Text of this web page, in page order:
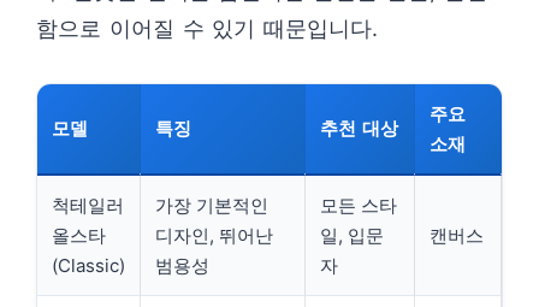
함으로 이어질 수 있기 때문입니다.
모델 특징 추천 대상
주요
소재
척테일러
올스타
(Classic)
가장 기본적인
디자인, 뛰어난
범용성
모든 스타
일, 입문
자
캔버스